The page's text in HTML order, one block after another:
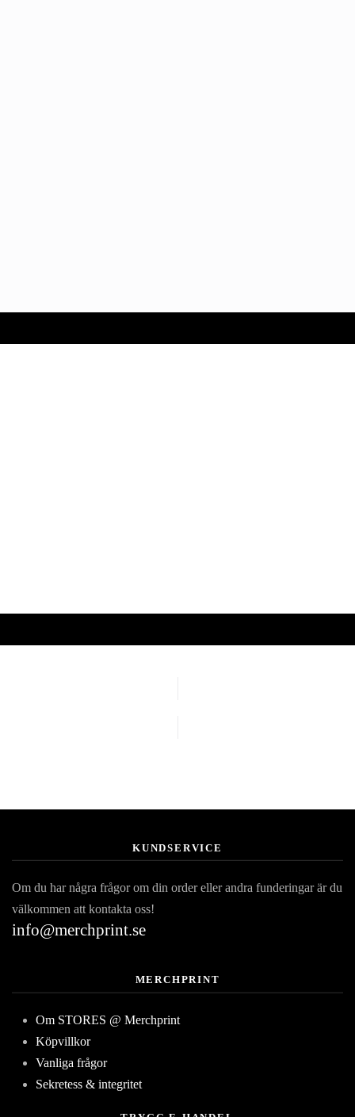
KUNDSERVICE
Om du har några frågor om din order eller andra funderingar är du
välkommen att kontakta oss!
info@merchprint.se
MERCHPRINT
Om STORES @ Merchprint
Köpvillkor
Vanliga frågor
Sekretess & integritet